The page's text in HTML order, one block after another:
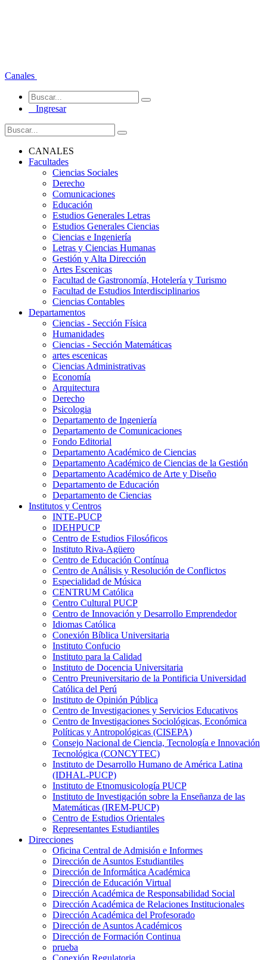
Canales
Ingresar
CANALES
Facultades
Ciencias Sociales
Derecho
Comunicaciones
Educación
Estudios Generales Letras
Estudios Generales Ciencias
Ciencias e Ingeniería
Letras y Ciencias Humanas
Gestión y Alta Dirección
Artes Escenicas
Facultad de Gastronomía, Hotelería y Turismo
Facultad de Estudios Interdisciplinarios
Ciencias Contables
Departamentos
Ciencias - Sección Física
Humanidades
Ciencias - Sección Matemáticas
artes escenicas
Ciencias Administrativas
Economía
Arquitectura
Derecho
Psicologia
Departamento de Ingeniería
Departamento de Comunicaciones
Fondo Editorial
Departamento Académico de Ciencias
Departamento Académico de Ciencias de la Gestión
Departamento Académico de Arte y Diseño
Departamento de Educación
Departamento de Ciencias
Institutos y Centros
INTE-PUCP
IDEHPUCP
Centro de Estudios Filosóficos
Instituto Riva-Agüero
Centro de Educación Contínua
Centro de Análisis y Resolución de Conflictos
Especialidad de Música
CENTRUM Católica
Centro Cultural PUCP
Centro de Innovación y Desarrollo Emprendedor
Idiomas Católica
Conexión Bíblica Universitaria
Instituto Confucio
Instituto para la Calidad
Instituto de Docencia Universitaria
Centro Preuniversitario de la Pontificia Universidad
Católica del Perú
Instituto de Opinión Pública
Centro de Investigaciones y Servicios Educativos
Centro de Investigaciones Sociológicas, Económica
Políticas y Antropológicas (CISEPA)
Consejo Nacional de Ciencia, Tecnología e Innovación
Tecnológica (CONCYTEC)
Instituto de Desarrollo Humano de América Latina
(IDHAL-PUCP)
Instituto de Etnomusicología PUCP
Instituto de Investigación sobre la Enseñanza de las
Matemáticas (IREM-PUCP)
Centro de Estudios Orientales
Representantes Estudiantiles
Direcciones
Oficina Central de Admisión e Informes
Dirección de Asuntos Estudiantiles
Dirección de Informática Académica
Dirección de Educación Virtual
Dirección Académica de Responsabilidad Social
Dirección Académica de Relaciones Institucionales
Dirección Académica del Profesorado
Dirección de Asuntos Académicos
Dirección de Formación Continua
prueba
Conexión Regulatoria